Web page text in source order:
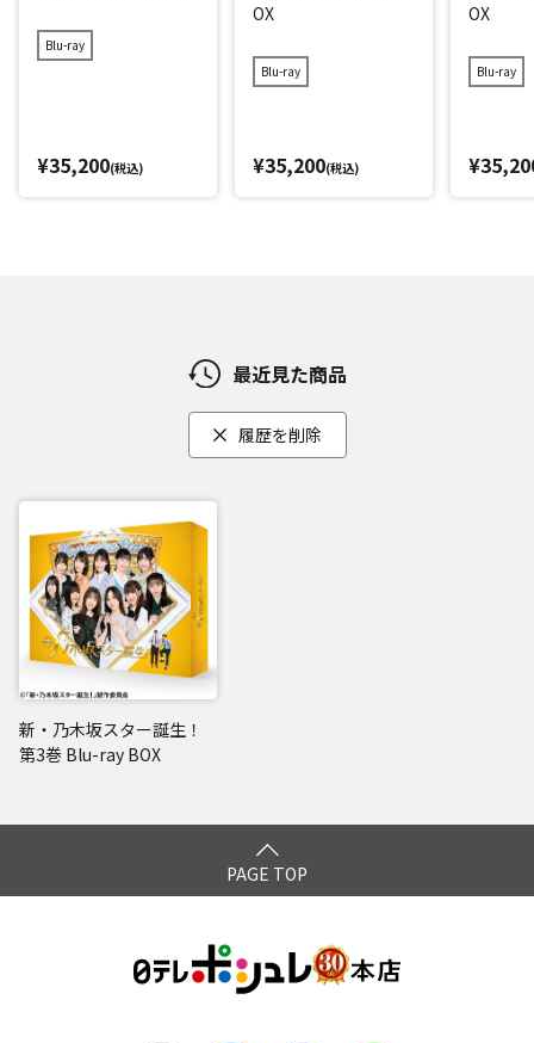
Blu-ray
¥35,200(税込)
OX
Blu-ray
¥35,200(税込)
OX
Blu-ray
最近見た商品
履歴を削除
新・乃木坂スター誕生！
第3巻 Blu-ray BOX
PAGE TOP